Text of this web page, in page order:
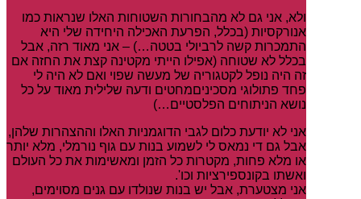
ולא, אני גם לא מהבחורות השטוחות האלו שנראות כמו
אנורקסיות (בכלל, הפרעת האכילה היחידה שלי היא
התמכרות קשה לרביולי בטטה…) – אני מאוד רזה, אבל
בכלל לא שטוחה (אפילו הייתי מקטינה קצת את החזה אם
זה היה נופל לקטגוריה של מעשה שפוי ואם לא היה לי
פחד פתולוגי מסכיניםמחטים ודעה שלילית מאוד על כל
נושא הניתוחים הפלסטיים…)
אני לא יודעת כלום לגבי הדוגמניות האלו וההצהרות שלהן,
אבל גם די נמאס לי לשמוע בנות עם גוף נורמלי, מלא יותר
או מלא פחות, מקטרות כל הזמן ומאשימות את כל העולם
ואשתו בקונספירציות וכו'.
אני מצטערת, אבל יש בנות שנולדו עם גנים מסוימים,